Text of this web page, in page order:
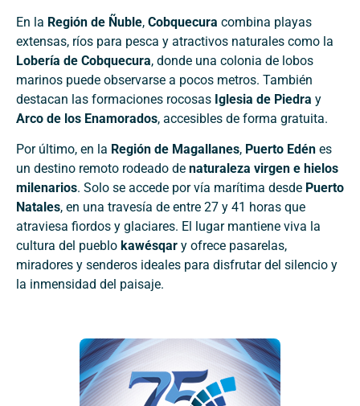
En la Región de Ñuble, Cobquecura combina playas
extensas, ríos para pesca y atractivos naturales como la
Lobería de Cobquecura, donde una colonia de lobos
marinos puede observarse a pocos metros. También
destacan las formaciones rocosas Iglesia de Piedra y
Arco de los Enamorados, accesibles de forma gratuita.
Por último, en la Región de Magallanes, Puerto Edén es
un destino remoto rodeado de naturaleza virgen e hielos
milenarios. Solo se accede por vía marítima desde Puerto
Natales, en una travesía de entre 27 y 41 horas que
atraviesa fiordos y glaciares. El lugar mantiene viva la
cultura del pueblo kawésqar y ofrece pasarelas,
miradores y senderos ideales para disfrutar del silencio y
la inmensidad del paisaje.